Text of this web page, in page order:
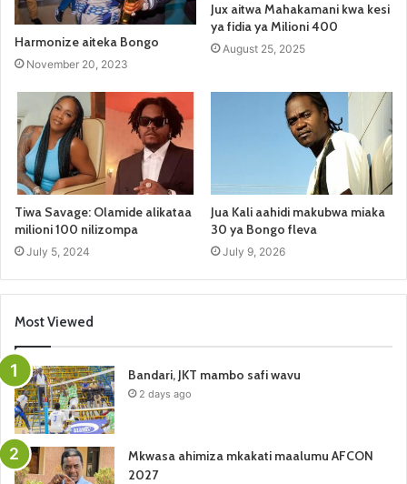
Harmonize aiteka Bongo
November 20, 2023
Jux aitwa Mahakamani kwa kesi
ya fidia ya Milioni 400
August 25, 2025
Tiwa Savage: Olamide alikataa
milioni 100 nilizompa
July 5, 2024
Jua Kali aahidi makubwa miaka
30 ya Bongo fleva
July 9, 2026
Most Viewed
Bandari, JKT mambo safi wavu
2 days ago
Mkwasa ahimiza mkakati maalumu AFCON
2027